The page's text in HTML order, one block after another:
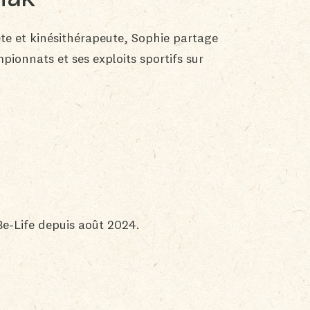
et kinésithérapeute, Sophie partage
et ses exploits sportifs sur
Life depuis août 2024.